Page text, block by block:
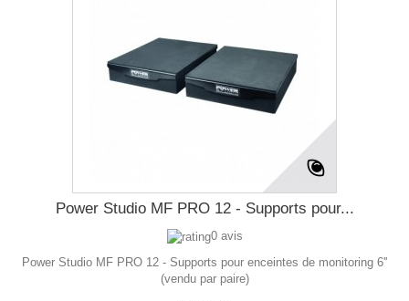
Power Studio MF PRO 12 - Supports pour...
0 avis
Power Studio MF PRO 12 - Supports pour enceintes de monitoring 6''
(vendu par paire)